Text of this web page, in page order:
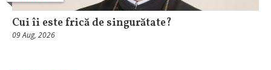
Cui îi este frică de singurătate?
09 Aug, 2026